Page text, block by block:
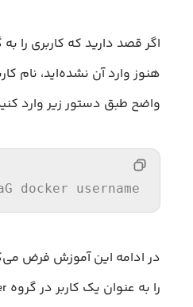
اگر قصد دارید که کاربری را
هنوز وارد آن نشده‌اید، نام
واضح طبق دستور زیر وارد
docker username